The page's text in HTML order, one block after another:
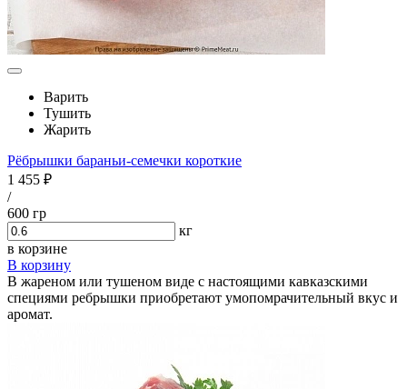
Варить
Тушить
Жарить
Рёбрышки бараньи-семечки короткие
1 455 ₽
/
600 гр
кг
в корзине
В корзину
В жареном или тушеном виде с настоящими кавказскими
специями ребрышки приобретают умопомрачительный вкус и
аромат.